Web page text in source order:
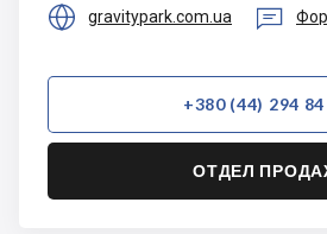
 gravitypark.com.ua 
+380 (44) 294 84
ОТДЕЛ